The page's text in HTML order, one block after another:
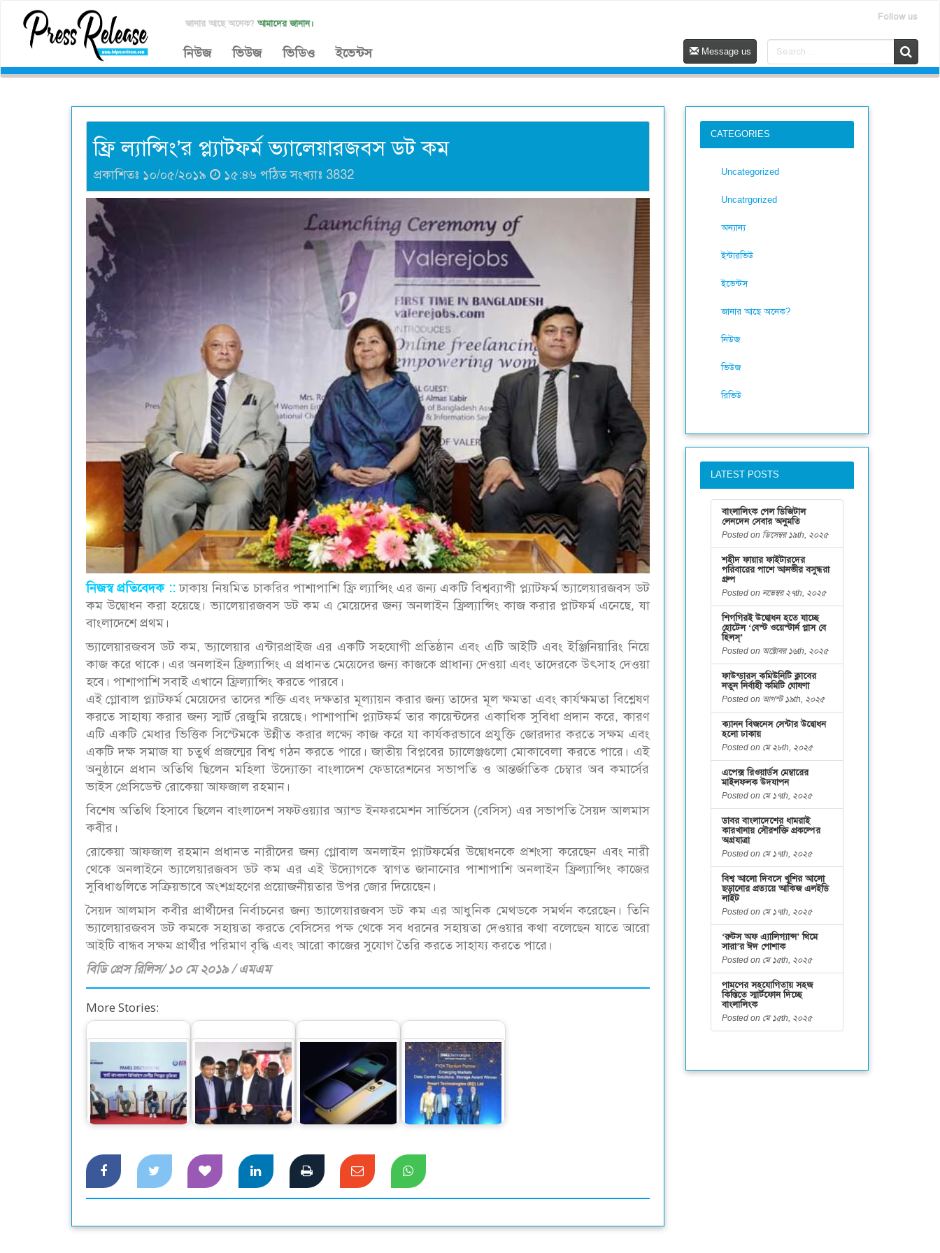
জানার আছে অনেক? আমাদের জানান।
Follow us
নিউজ ভিউজ ভিডিও ইভেন্টস Message us
ফ্রি ল্যান্সিং’র প্ল্যাটফর্ম ভ্যালেয়ারজবস ডট কম
প্রকাশিতঃ ১০/০৫/২০১৯ ১৫:৪৬ পঠিত সংখ্যাঃ 3832
নিজস্ব প্রতিবেদক ::ঢাকায় নিয়মিত চাকরির পাশাপাশি ফ্রি ল্যান্সিং এর জন্য একটি বিশ্বব্যাপী প্ল্যাটফর্ম ভ্যালেয়ারজবস ডট
কম উদ্বোধন করা হয়েছে। ভ্যালেয়ারজবস ডট কম এ মেয়েদের জন্য অনলাইন ফ্রিল্যান্সিং কাজ করার প্লাটফর্ম এনেছে, যা
বাংলাদেশে প্রথম।
ভ্যালেয়ারজবস ডট কম, ভ্যালেয়ার এন্টারপ্রাইজ এর একটি সহযোগী প্রতিষ্ঠান এবং এটি আইটি এবং ইঞ্জিনিয়ারিং নিয়ে
কাজ করে থাকে। এর অনলাইন ফ্রিল্যান্সিং এ প্রধানত মেয়েদের জন্য কাজকে প্রাধান্য দেওয়া এবং তাদেরকে উৎসাহ দেওয়া
হবে। পাশাপাশি সবাই এখানে ফ্রিল্যান্সিং করতে পারবে।
এই গ্লোবাল প্ল্যাটফর্ম মেয়েদের তাদের শক্তি এবং দক্ষতার মূল্যায়ন করার জন্য তাদের মূল ক্ষমতা এবং কার্যক্ষমতা বিশ্লেষণ
করতে সাহায্য করার জন্য স্মার্ট রেজুমি রয়েছে। পাশাপাশি প্ল্যাটফর্ম তার কায়েন্টদের একাধিক সুবিধা প্রদান করে, কারণ
এটি একটি মেধার ভিত্তিক সিস্টেমকে উন্নীত করার লক্ষ্যে কাজ করে যা কার্যকরভাবে প্রযুক্তি জোরদার করতে সক্ষম এবং
একটি দক্ষ সমাজ যা চতুর্থ প্রজন্মের বিশ্ব গঠন করতে পারে। জাতীয় বিপ্লবের চ্যালেঞ্জগুলো মোকাবেলা করতে পারে। এই
অনুষ্ঠানে প্রধান অতিথি ছিলেন মহিলা উদ্যোক্তা বাংলাদেশ ফেডারেশনের সভাপতি ও আন্তর্জাতিক চেম্বার অব কমার্সের
ভাইস প্রেসিডেন্ট রোকেয়া আফজাল রহমান।
বিশেষ অতিথি হিসাবে ছিলেন বাংলাদেশ সফটওয়্যার অ্যান্ড ইনফরমেশন সার্ভিসেস (বেসিস) এর সভাপতি সৈয়দ আলমাস
কবীর।
রোকেয়া আফজাল রহমান প্রধানত নারীদের জন্য গ্লোবাল অনলাইন প্ল্যাটফর্মের উদ্বোধনকে প্রশংসা করেছেন এবং নারী
থেকে অনলাইনে ভ্যালেয়ারজবস ডট কম এর এই উদ্যোগকে স্বাগত জানানোর পাশাপাশি অনলাইন ফ্রিল্যান্সিং কাজের
সুবিধাগুলিতে সক্রিয়ভাবে অংশগ্রহণের প্রয়োজনীয়তার উপর জোর দিয়েছেন।
সৈয়দ আলমাস কবীর প্রার্থীদের নির্বাচনের জন্য ভ্যালেয়ারজবস ডট কম এর আধুনিক মেথডকে সমর্থন করেছেন। তিনি
ভ্যালেয়ারজবস ডট কমকে সহায়তা করতে বেসিসের পক্ষ থেকে সব ধরনের সহায়তা দেওয়ার কথা বলেছেন যাতে আরো
আইটি বান্ধব সক্ষম প্রার্থীর পরিমাণ বৃদ্ধি এবং আরো কাজের সুযোগ তৈরি করতে সাহায্য করতে পারে।
বিডি প্রেস রিলিস/ ১০ মে ২০১৯ / এমএম
More Stories:
স্মার্ট বাংলাদেশ বিনির্মাণে
‘সেন্ট্রাল ফোরাম’ গঠনের
আহ্বান
ক্যানন বিজনেস সেন্টার
উদ্বোধন হলো ঢাকায়
রিভার্স ওয়্যারলেস চার্জিং
কী, আর কীভাবে কাজ
করে
দক্ষিণ এশিয়া অঞ্চলে
ডেলের সেরা পরিবেশক
হলো স্মার্ট…
CATEGORIES
Uncategorized
Uncatrgorized
অন্যান্য
ইন্টারভিউ
ইভেন্টস
জানার আছে অনেক?
নিউজ
ভিউজ
রিভিউ
LATEST POSTS
বাংলালিংক পেল ডিজিটাল
লেনদেন সেবার অনুমতি
Posted on ডিসেম্বর ১৯th, ২০২৫
শহীদ ফায়ার ফাইটারদের
পরিবারের পাশে আনভীর বসুন্ধরা
গ্রুপ
Posted on নভেম্বর ২৭th, ২০২৫
শিগগিরই উদ্বোধন হতে যাচ্ছে
হোটেল ‘বেস্ট ওয়েস্টার্ন প্লাস বে
হিলস্’
Posted on অক্টোবর ১৬th, ২০২৫
ফাউন্ডারস কমিউনিটি ক্লাবের
নতুন নির্বাহী কমিটি ঘোষণা
Posted on আগস্ট ১৯th, ২০২৫
ক্যানন বিজনেস সেন্টার উদ্বোধন
হলো ঢাকায়
Posted on মে ২৮th, ২০২৫
এপেক্স রিওয়ার্ডস মেম্বারের
মাইলফলক উদযাপন
Posted on মে ১৭th, ২০২৫
ডাবর বাংলাদেশের ধামরাই
কারখানায় সৌরশক্তি প্রকল্পের
অগ্রযাত্রা
Posted on মে ১৭th, ২০২৫
বিশ্ব আলো দিবসে খুশির আলো
ছড়ানোর প্রত্যয়ে আকিজ এলইডি
লাইট
Posted on মে ১৭th, ২০২৫
‘রুটস অফ এ্যালিগ্যান্স’ থিমে
সারা’র ঈদ পোশাক
Posted on মে ১৫th, ২০২৫
পামপের সহযোগিতায় সহজ
কিস্তিতে স্মার্টফোন দিচ্ছে
বাংলালিংক
Posted on মে ১৫th, ২০২৫